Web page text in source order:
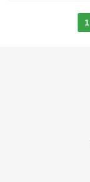
1